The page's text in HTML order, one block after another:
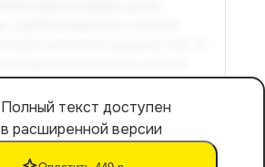
Полный текст доступен
в расширенной версии